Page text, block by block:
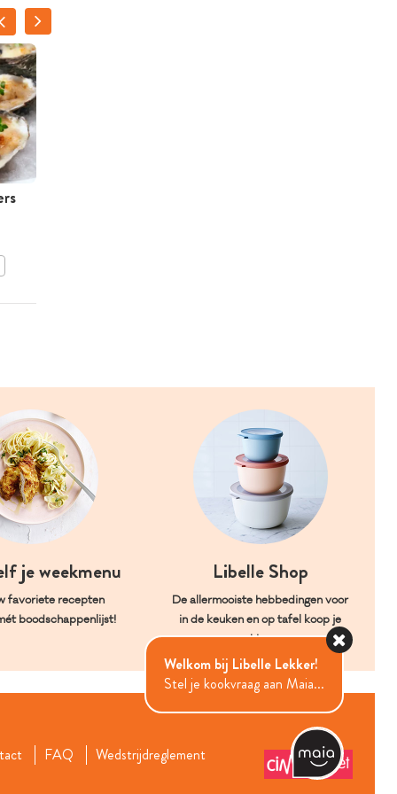
je weekmenu
favoriete recepten
boodschappenlijst!
Libelle Shop
De allermooiste hebbedingen voor
in de keuken en op tafel koop je
hier.
FAQ Wedstrijdreglement
Welkom bij Libelle Lekker!
Stel je kookvraag aan Maia...